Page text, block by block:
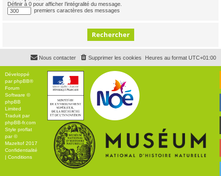
Définir à 0 pour afficher l’intégralité du message.
premiers caractères des messages
Heures au format UTC+01:00
Supprimer les cookies
Nous contacter
Développé
parphpBB®
Forum
Software ©
phpBB
Limited
Traduit par
phpBB-fr.com
Style proflat
par ©
Mazeltof 2017
Confidentialité
Conditions